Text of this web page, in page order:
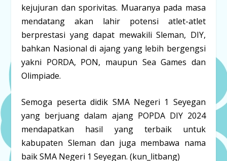
kejujuran dan sporivitas. Muaranya pada masa
mendatang akan lahir potensi atlet-atlet
berprestasi yang dapat mewakili Sleman, DIY,
bahkan Nasional di ajang yang lebih bergengsi
yakni PORDA, PON, maupun Sea Games dan
Olimpiade.
Semoga peserta didik SMA Negeri 1 Seyegan
yang berjuang dalam ajang POPDA DIY 2024
mendapatkan hasil yang terbaik untuk
kabupaten Sleman dan juga membawa nama
baik SMA Negeri 1 Seyegan. (kun_litbang)